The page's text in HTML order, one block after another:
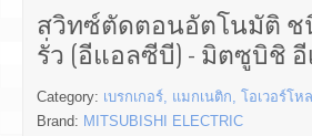
สวิทซ์ตัดตอนอัตโนมัติ
รั่ว (อีแอลซีบี) - มิตซูบิชิ
Category: เบรกเกอร์, แมกเนติก, โอเวอร์โห
Brand: MITSUBISHI ELECTRIC